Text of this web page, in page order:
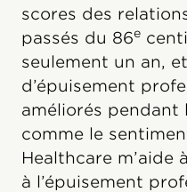
scores des
passés du 86e
seulement un an,
d’épuisement
améliorés pendant
comme le
Healthcare m’aide
à l’épuisement